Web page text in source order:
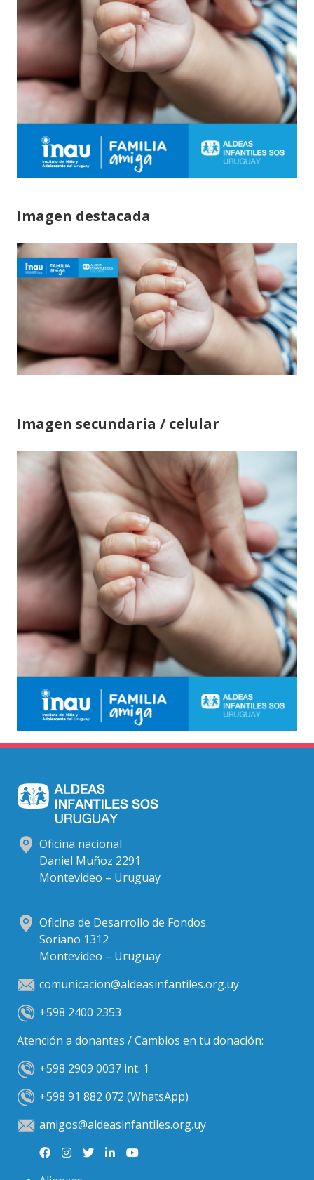
Imagen destacada
Imagen secundaria / celular
Oficina nacional
Daniel Muñoz 2291
Montevideo – Uruguay
Oficina de Desarrollo de Fondos
Soriano 1312
Montevideo – Uruguay
comunicacion@aldeasinfantiles.org.uy
+598 2400 2353
Atención a donantes / Cambios en tu donación:
+598 2909 0037 int. 1
+598 91 882 072 (WhatsApp)
amigos@aldeasinfantiles.org.uy